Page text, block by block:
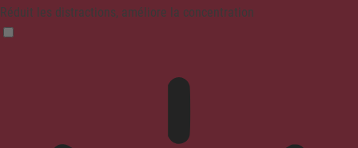
Réduit les distractions, améliore la concentration